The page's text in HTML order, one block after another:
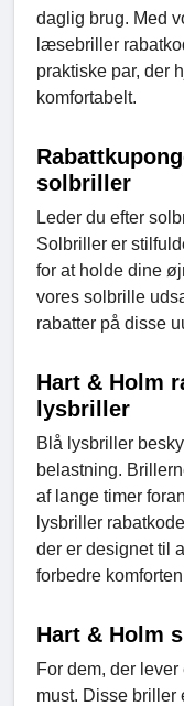
daglig brug. Med
læsebriller
praktiske par, der
komfortabelt.
solbriller
Leder du efter
Solbriller er
for at holde dine
vores solbrille
rabatter på disse
Hart & Holm
lysbriller
Blå lysbriller
belastning.
af lange timer
lysbriller
der er designet til
forbedre
Hart & Holm
For dem, der
must. Disse briller